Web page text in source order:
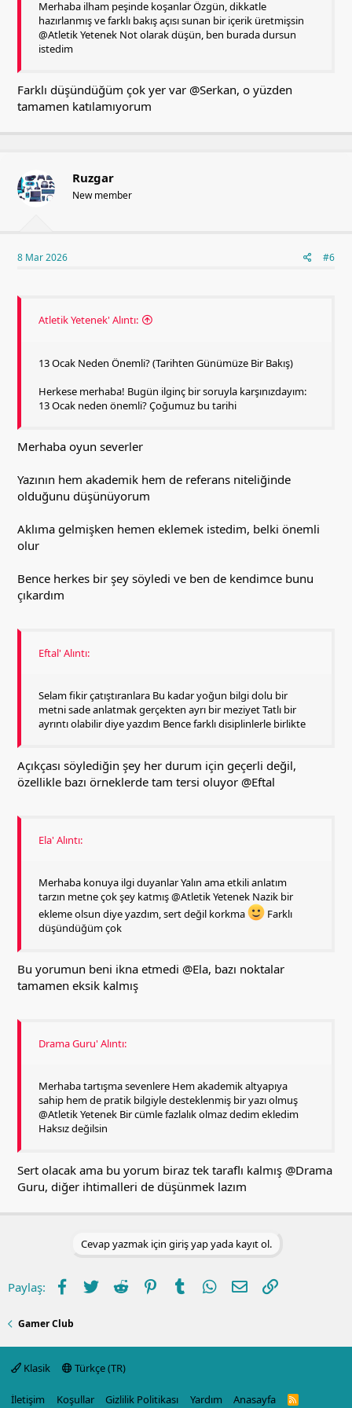
Merhaba ilham peşinde koşanlar Özgün, dikkatle
hazırlanmış ve farklı bakış açısı sunan bir içerik üretmişsin
@Atletik Yetenek Not olarak düşün, ben burada dursun
istedim
Farklı düşündüğüm çok yer var @Serkan, o yüzden
tamamen katılamıyorum
Ruzgar
New member
8 Mar 2026 #6
Atletik Yetenek' Alıntı:
13 Ocak Neden Önemli? (Tarihten Günümüze Bir Bakış)
Herkese merhaba! Bugün ilginç bir soruyla karşınızdayım:
13 Ocak neden önemli? Çoğumuz bu tarihi
Merhaba oyun severler
Yazının hem akademik hem de referans niteliğinde
olduğunu düşünüyorum
Aklıma gelmişken hemen eklemek istedim, belki önemli
olur
Bence herkes bir şey söyledi ve ben de kendimce bunu
çıkardım
Eftal' Alıntı:
Selam fikir çatıştıranlara Bu kadar yoğun bilgi dolu bir
metni sade anlatmak gerçekten ayrı bir meziyet Tatlı bir
ayrıntı olabilir diye yazdım Bence farklı disiplinlerle birlikte
Açıkçası söylediğin şey her durum için geçerli değil,
özellikle bazı örneklerde tam tersi oluyor @Eftal
Ela' Alıntı:
Merhaba konuya ilgi duyanlar Yalın ama etkili anlatım
tarzın metne çok şey katmış @Atletik Yetenek Nazik bir
ekleme olsun diye yazdım, sert değil korkma
Farklı
düşündüğüm çok
Bu yorumun beni ikna etmedi @Ela, bazı noktalar
tamamen eksik kalmış
Drama Guru' Alıntı:
Merhaba tartışma sevenlere Hem akademik altyapıya
sahip hem de pratik bilgiyle desteklenmiş bir yazı olmuş
@Atletik Yetenek Bir cümle fazlalık olmaz dedim ekledim
Haksız değilsin
Sert olacak ama bu yorum biraz tek taraflı kalmış @Drama
Guru, diğer ihtimalleri de düşünmek lazım
Cevap yazmak için giriş yap yada kayıt ol.
Paylaş: Facebook
TwitterReddit PinterestTumblrWhatsApp
E-postaLink
Gamer Club
Klasik Türkçe (TR)
İletişim Koşullar Gizlilik Politikası Yardım Anasayfa
R